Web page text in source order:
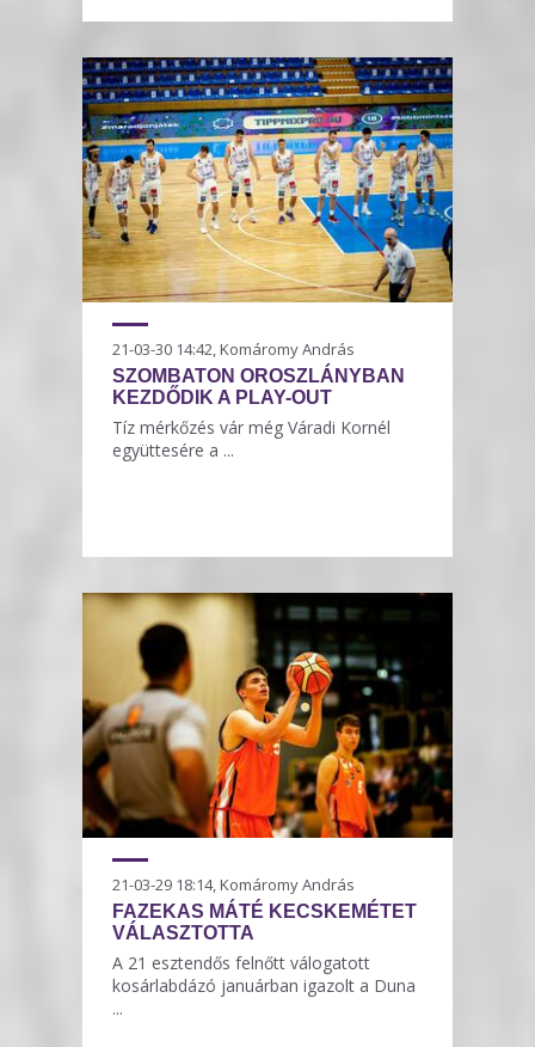
21-03-30 14:42, Komáromy András
SZOMBATON OROSZLÁNYBAN
KEZDŐDIK A PLAY-OUT
Tíz mérkőzés vár még Váradi Kornél
együttesére a ...
21-03-29 18:14, Komáromy András
FAZEKAS MÁTÉ KECSKEMÉTET
VÁLASZTOTTA
A 21 esztendős felnőtt válogatott
kosárlabdázó januárban igazolt a Duna
...